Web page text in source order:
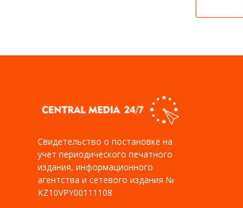
Свидетельство о постановке на
учет периодического печатного
издания, информационного
агентства и сетевого издания №
KZ10VPY00111108